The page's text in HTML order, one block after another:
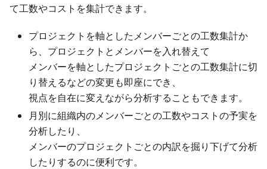
て工数やコストを集計できます。
プロジェクトを軸としたメンバーごとの工数集計か
ら、プロジェクトとメンバーを入れ替えて
メンバーを軸としたプロジェクトごとの工数集計に切
り替えるなどの変更も即座にでき、
視点を自在に変えながら分析することもできます。
月別に組織内のメンバーごとの工数やコストの予実を
分析したり、
メンバーのプロジェクトごとの内訳を掘り下げて分析
したりするのに便利です。